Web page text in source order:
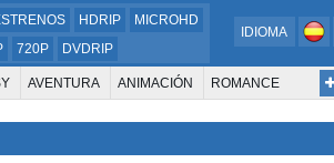
HDRIP
MICROHD
720P DVDRIP
IDIOMA
AVENTURA ANIMACIÓN ROMANCE